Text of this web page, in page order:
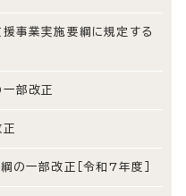
事業実施要綱に規定する
部改正
正
の一部改正［令和7年度］